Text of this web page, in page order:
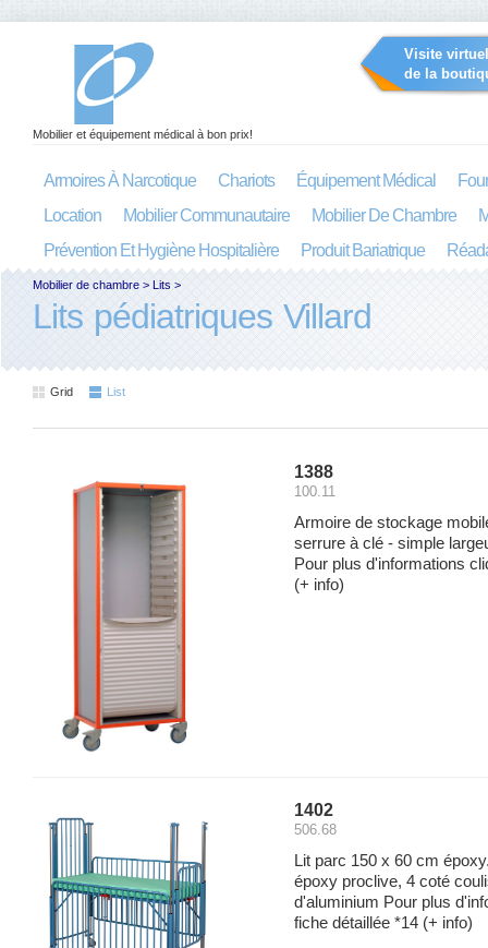
Visite
de la
Mobilier et équipement médical à bon prix!
Armoires À Narcotique Chariots Équipement Médical
Location
Mobilier Communautaire Mobilier De Chambre
Prévention Et Hygiène Hospitalière
Produit Bariatrique
Mobilier de chambre > Lits >
Lits pédiatriques Villard
Grid List
1388
100.11
Armoire de stockage
serrure à clé - simple
Pour plus d'informations
(+ info)
1402
506.68
Lit parc 150 x 60 cm
époxy proclive, 4 coté
d'aluminium Pour plus
fiche détaillée *14 (+ info)